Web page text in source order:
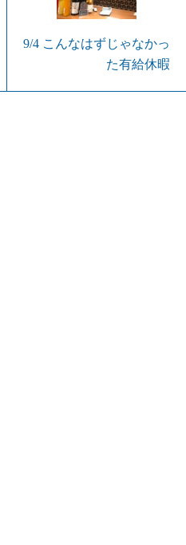
9/4 こんなはずじゃなかっ
た有給休暇